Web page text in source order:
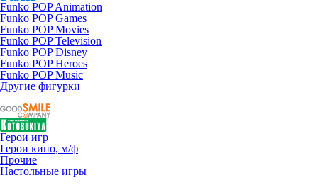
Funko POP Animation
Funko POP Games
Funko POP Movies
Funko POP Television
Funko POP Disney
Funko POP Heroes
Funko POP Music
Другие фигурки
Герои игр
Герои кино, м/ф
Прочие
Настольные игры